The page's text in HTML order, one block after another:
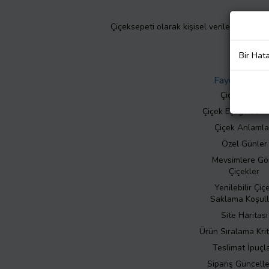
Çiçeksepeti olarak kişisel verilerinizin
Faydalı Bilgiler
Çiçek Bakımı
Çiçek Eşliğinde
Çiçek
Özel Günler
Mevsimlere
Çiçekler
Yenilebilir
Saklama
Site Haritası
Ürün Sıralama
Teslimat
Sipariş
Bir